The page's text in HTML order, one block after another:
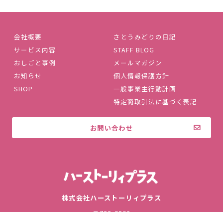
会社概要
サービス内容
おしごと事例
お知らせ
SHOP
さとうみどりの日記
STAFF BLOG
メールマガジン
個人情報保護方針
一般事業主行動計画
特定商取引法に基づく表記
お問い合わせ
株式会社ハーストーリィプラス